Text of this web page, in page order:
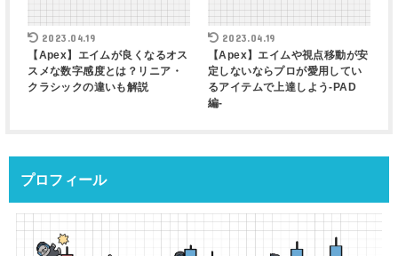
2023.04.19
【Apex】エイムが良くなるオス
スメな数字感度とは？リニア・
クラシックの違いも解説
2023.04.19
【Apex】エイムや視点移動が安
定しないならプロが愛用してい
るアイテムで上達しよう-PAD
編-
プロフィール